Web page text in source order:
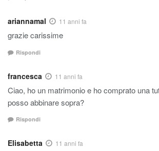
ariannamal 11 anni fa
grazie carissime
Rispondi
francesca 11 anni fa
Ciao, ho un matrimonio e ho comprato una
posso abbinare sopra?
Rispondi
Elisabetta 11 anni fa